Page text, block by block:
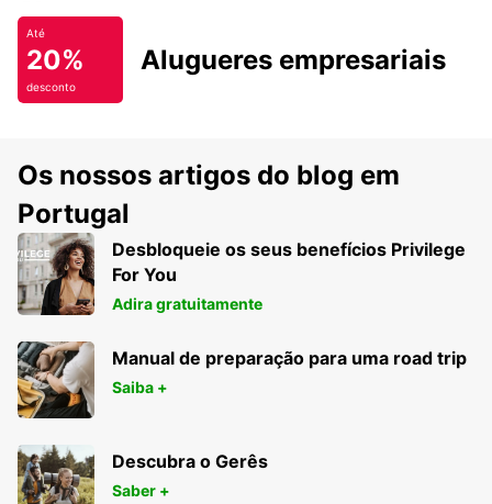
Até
20%
desconto
Alugueres empresariais
Os nossos artigos do blog em
Portugal
Desbloqueie os seus benefícios Privilege
For You
Adira gratuitamente
Manual de preparação para uma road trip
Saiba +
Descubra o Gerês
Saber +